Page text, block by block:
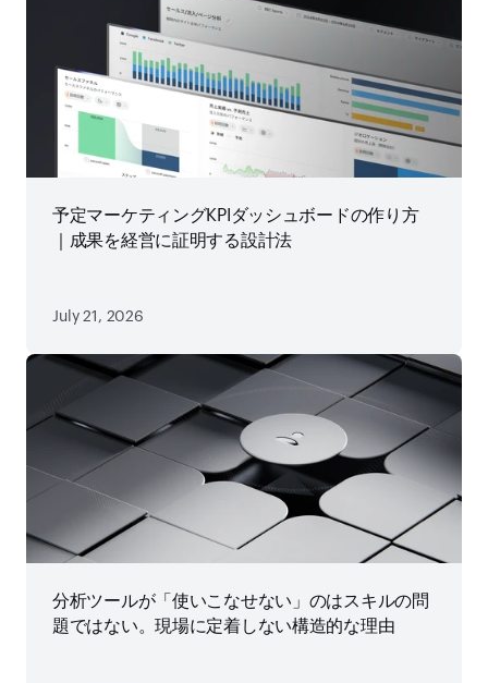
予定マーケティングKPIダッシュボードの作り方
｜成果を経営に証明する設計法
July 21, 2026
分析ツールが「使いこなせない」のはスキルの問
題ではない。現場に定着しない構造的な理由